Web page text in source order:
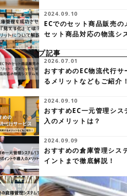
2024.09.10
ECでのセット商品販売
セット商品対応の物流シ
ピックアップ記事
2026.07.01
おすすめのEC物流代行
るメリットなどもご紹介！
2024.09.10
おすすめEC一元管理シ
入のメリットは？
2024.09.09
おすすめの倉庫管理シス
イントまで徹底解説！